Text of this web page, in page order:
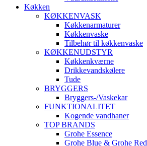
Køkken
KØKKENVASK
Køkkenarmaturer
Køkkenvaske
Tilbehør til køkkenvaske
KØKKENUDSTYR
Køkkenkværne
Drikkevandskølere
Tude
BRYGGERS
Bryggers-/Vaskekar
FUNKTIONALITET
Kogende vandhaner
TOP BRANDS
Grohe Essence
Grohe Blue & Grohe Red